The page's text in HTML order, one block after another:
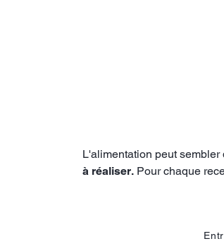
L'alimentation peut sembler
à réaliser. Pour chaque